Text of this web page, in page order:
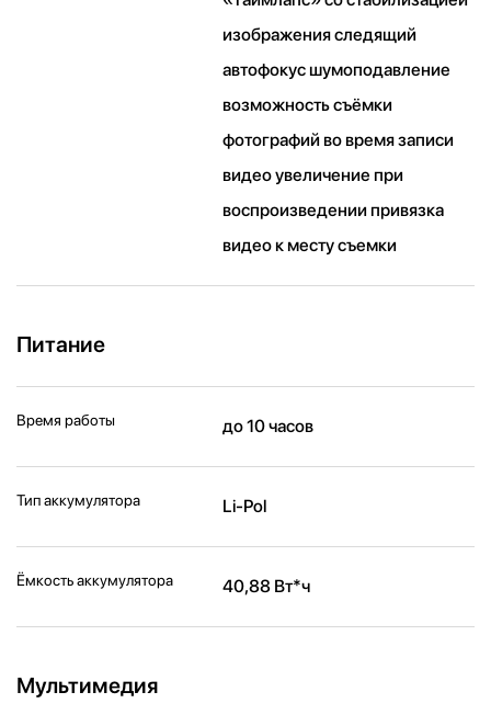
изображения следящий
автофокус шумоподавление
возможность съёмки
фотографий во время записи
видео увеличение при
воспроизведении привязка
видео к месту съемки
Питание
Время работы до 10 часов
Тип аккумулятора Li-Pol
Ёмкость аккумулятора 40,88 Вт*ч
Мультимедия